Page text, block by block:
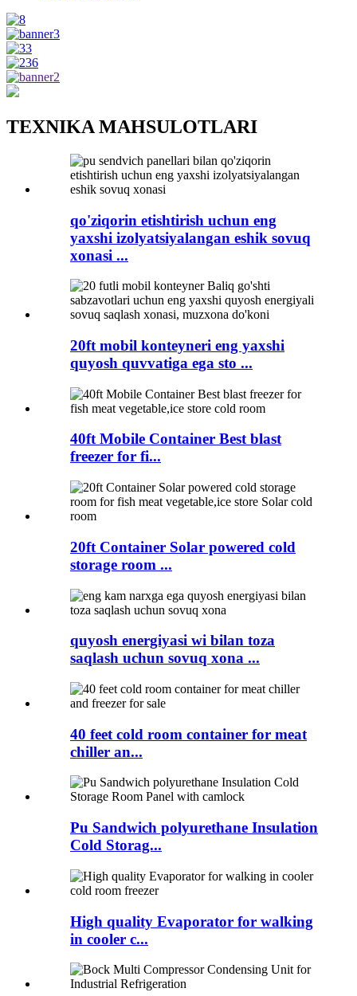
TEXNIKA MAHSULOTLARI
qo'ziqorin etishtirish uchun eng
yaxshi izolyatsiyalangan eshik sovuq
xonasi ...
20ft mobil konteyneri eng yaxshi
quyosh quvvatiga ega sto ...
40ft Mobile Container Best blast
freezer for fi...
20ft Container Solar powered cold
storage room ...
quyosh energiyasi wi bilan toza
saqlash uchun sovuq xona ...
40 feet cold room container for meat
chiller an...
Pu Sandwich polyurethane Insulation
Cold Storag...
High quality Evaporator for walking
in cooler c...